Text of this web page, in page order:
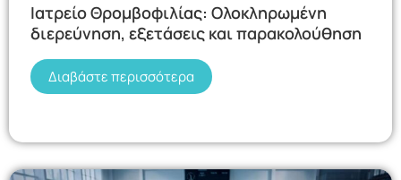
Ιατρείο Θρομβοφιλίας: Ολοκληρωμένη
διερεύνηση, εξετάσεις και παρακολούθηση
Διαβάστε περισσότερα